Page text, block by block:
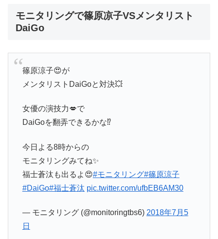
モニタリングで篠原凉子VSメンタリスト
DaiGo
篠原涼子😍が
メンタリストDaiGoと対決💥
女優の演技力💋で
DaiGoを翻弄できるかな⁉
今日よる8時からの
モニタリングみてね✨
福士蒼汰も出るよ😍#モニタリング#篠原涼子
#DaiGo#福士蒼汰 pic.twitter.com/ufbEB6AM30
— モニタリング (@monitoringtbs6) 2018年7月5
日